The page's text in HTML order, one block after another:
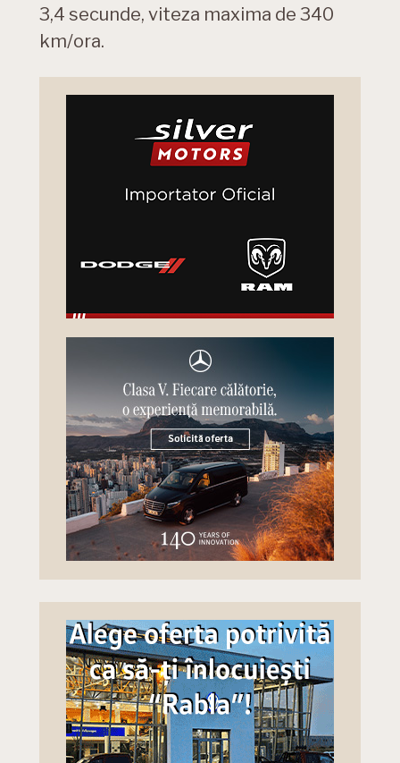
3,4 secunde, viteza maxima de 340
km/ora.